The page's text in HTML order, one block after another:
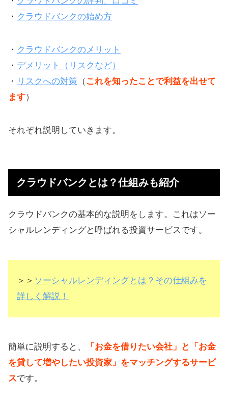
・ クラウドバンクの始め方
・ クラウドバンクのメリット
・ デメリット（リスクなど）
・ リスクへの対策 （ これを知ったことで利益を出せて
ます）
それぞれ説明していきます。
クラウドバンクとは？仕組みも紹介
クラウドバンクの基本的な説明をします。これはソー
シャルレンディングと呼ばれる投資サービスです。
＞＞ ソーシャルレンディングとは？その仕組みを
詳しく解説！
簡単に説明すると、
「お金を借りたい会社」と「お金
を貸して増やしたい投資家」をマッチングするサービ
スです。